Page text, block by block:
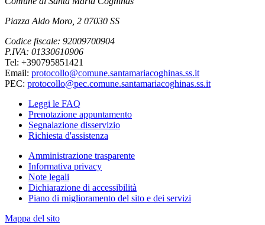
Piazza Aldo Moro, 2 07030 SS
Codice fiscale: 92009700904
P.IVA: 01330610906
Tel: +390795851421
Email: protocollo@comune.santamariacoghinas.ss.it
PEC: protocollo@pec.comune.santamariacoghinas.ss.it
Leggi le FAQ
Prenotazione appuntamento
Segnalazione disservizio
Richiesta d'assistenza
Amministrazione trasparente
Informativa privacy
Note legali
Dichiarazione di accessibilità
Piano di miglioramento del sito e dei servizi
Mappa del sito